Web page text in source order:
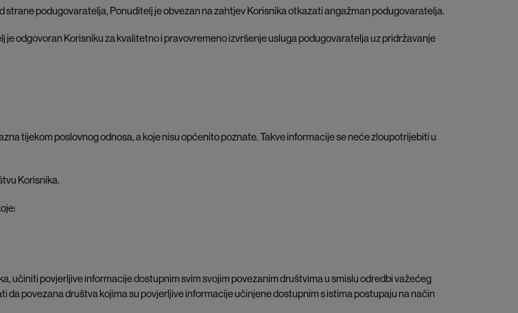
podugovaratelja, Ponuditelj je obvezan na zahtjev Korisnika otkazati angažman podugovaratelja.
odgovoran Korisniku za kvalitetno i pravovremeno izvršenje usluga podugovaratelja uz pridržavanje
tijekom poslovnog odnosa, a koje nisu općenito poznate. Takve informacije se neće zloupotrijebiti u
Korisnika.
učiniti povjerljive informacije dostupnim svim svojim povezanim društvima u smislu odredbi važećeg
povezana društva kojima su povjerljive informacije učinjene dostupnim s istima postupaju na način